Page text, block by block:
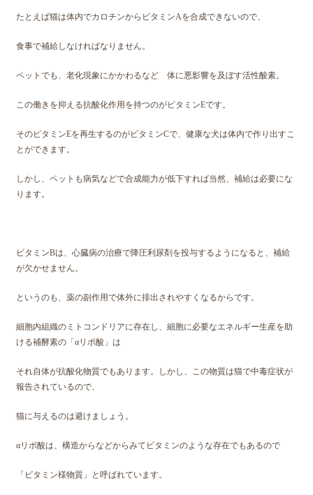
たとえば猫は体内でカロチンからビタミンAを合成できないので、
食事で補給しなければなりません。
ペットでも、老化現象にかかわるなど 体に悪影響を及ぼす活性酸素。
この働きを抑える抗酸化作用を持つのがビタミンEです。
そのビタミンEを再生するのがビタミンCで、健康な犬は体内で作り出すこ
とができます。
しかし、ペットも病気などで合成能力が低下すれば当然、補給は必要にな
ります。
ビタミンBは、心臓病の治療で降圧利尿剤を投与するようになると、補給
が欠かせません。
というのも、薬の副作用で体外に排出されやすくなるからです。
細胞内組織のミトコンドリアに存在し、細胞に必要なエネルギー生産を助
ける補酵素の「αリポ酸」は
それ自体が抗酸化物質でもあります。しかし、この物質は猫で中毒症状が
報告されているので、
猫に与えるのは避けましょう。
αリポ酸は、構造からなどからみてビタミンのような存在でもあるので
「ビタミン様物質」と呼ばれています。